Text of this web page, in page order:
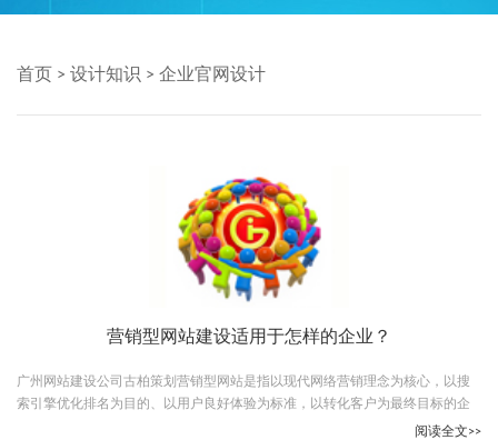
首页 > 设计知识 > 企业官网设计
营销型网站建设适用于怎样的企业？
广州网站建设公司古柏策划营销型网站是指以现代网络营销理念为核心，以搜
索引擎优化排名为目的、以用户良好体验为标准，以转化客户为最终目标的企
阅读全文>>